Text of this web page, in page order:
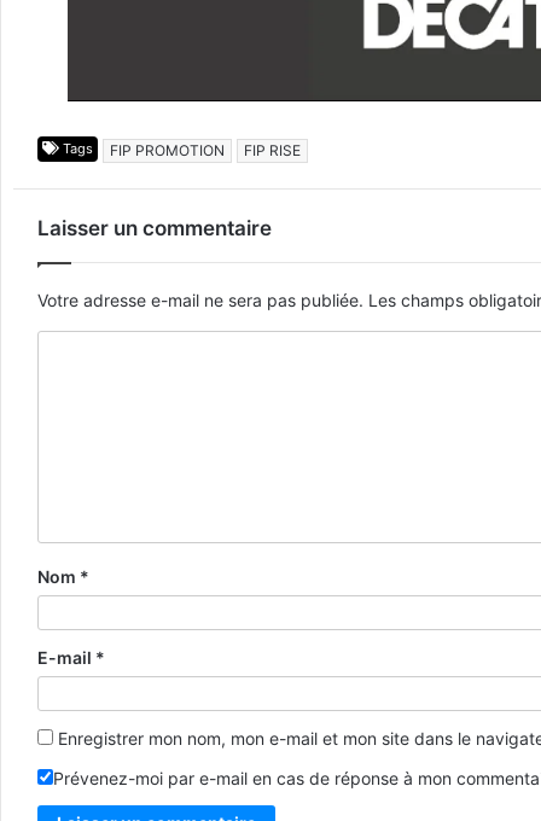
Tags FIP PROMOTION FIP RISE
Laisser un commentaire
Votre adresse e-mail ne sera pas publiée. Les champs
Nom *
E-mail *
Enregistrer mon nom, mon e-mail et mon site dans le
Prévenez-moi par e-mail en cas de réponse à mon